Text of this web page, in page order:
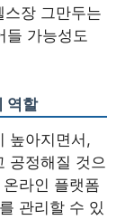
장 그만두는
들 가능성도
역할
높아지면서,
공정해질 것으
라인 플랫폼
관리할 수 있